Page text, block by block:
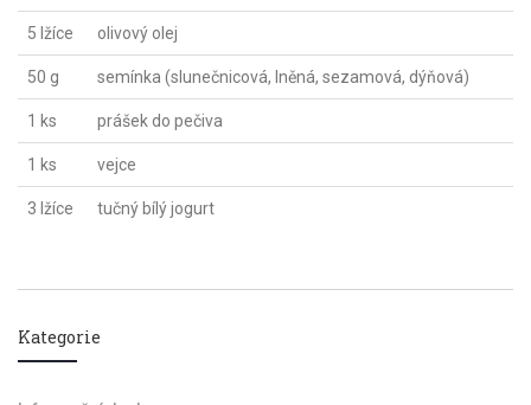
5 lžíce olivový olej
50 g semínka (slunečnicová, lněná, sezamová, dýňová)
1 ks prášek do pečiva
1 ks vejce
3 lžíce tučný bílý jogurt
Kategorie